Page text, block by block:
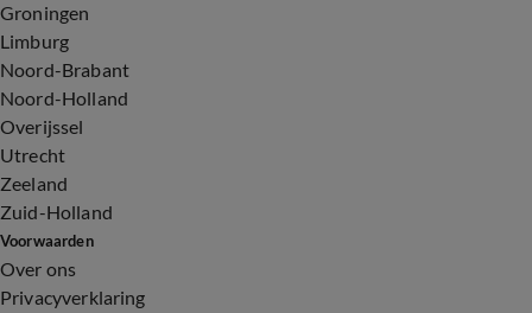
Groningen
Limburg
Noord-Brabant
Noord-Holland
Overijssel
Utrecht
Zeeland
Zuid-Holland
Voorwaarden
Over ons
Privacyverklaring